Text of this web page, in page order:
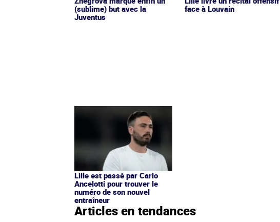
(sublime) but avec la
Juventus
face à Louvain
Lille est passé par Carlo
Ancelotti pour trouver le
numéro de son nouvel
entraîneur
Articles en tendances